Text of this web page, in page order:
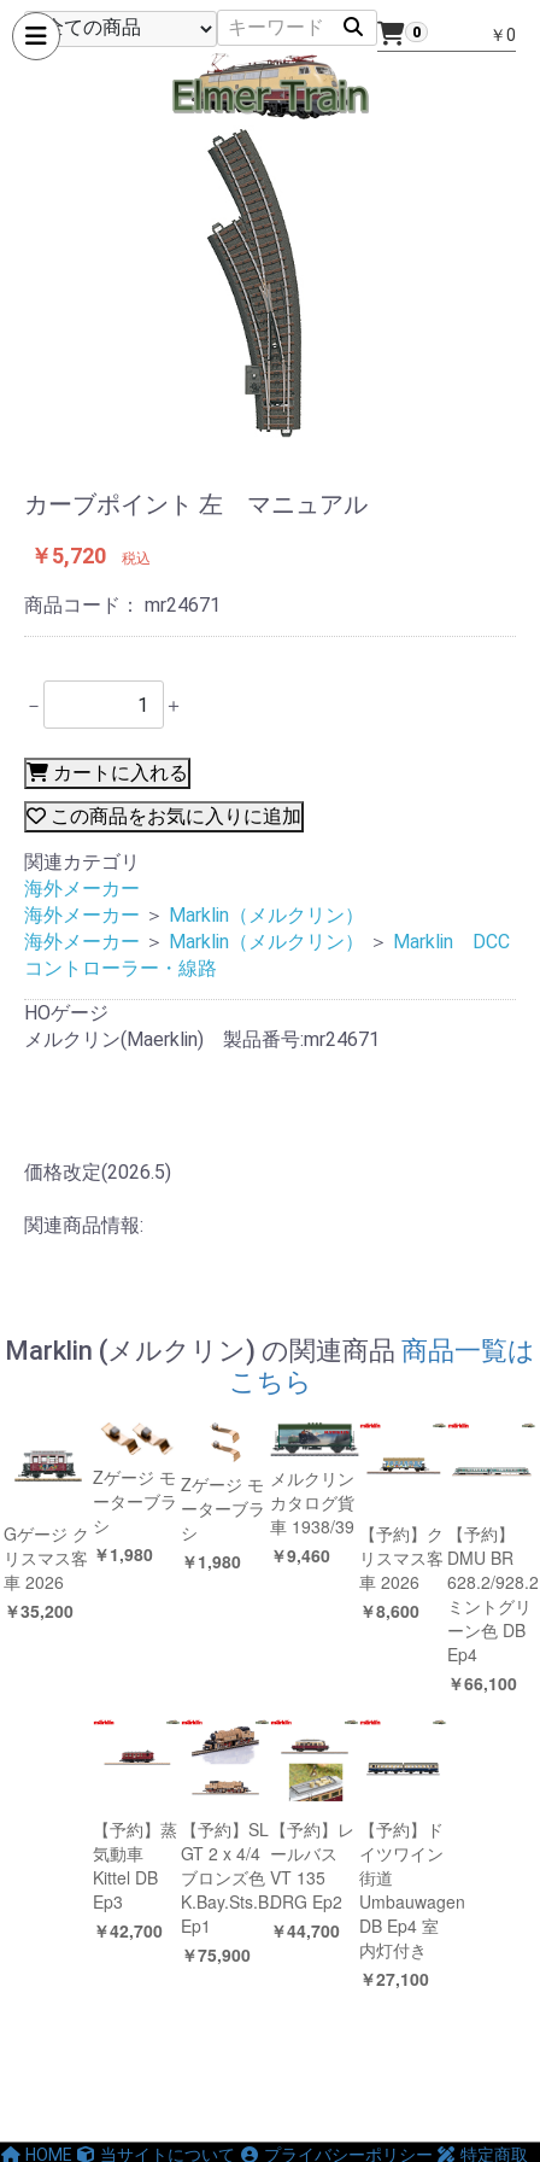
0 ￥0
カーブポイント 左 マニュアル
￥5,720 税込
商品コード： mr24671
－ ＋
カートに入れる
この商品をお気に入りに追加
関連カテゴリ
海外メーカー
海外メーカー ＞ Marklin（メルクリン）
海外メーカー ＞ Marklin（メルクリン） ＞ Marklin DCC
コントローラー・線路
HOゲージ
メルクリン(Maerklin) 製品番号:mr24671
価格改定(2026.5)
関連商品情報:
Marklin (メルクリン) の関連商品 商品一覧は
こちら
Gゲージ ク
リスマス客
車 2026
￥35,200
Zゲージ モ
ーターブラ
シ
￥1,980
Zゲージ モ
ーターブラ
シ
￥1,980
メルクリン
カタログ貨
車 1938/39
￥9,460
【予約】ク
リスマス客
車 2026
￥8,600
【予約】
DMU BR
628.2/928.2
ミントグリ
ーン色 DB
Ep4
￥66,100
【予約】蒸
気動車
Kittel DB
Ep3
￥42,700
【予約】SL
GT 2 x 4/4
ブロンズ色
K.Bay.Sts.B.
Ep1
￥75,900
【予約】レ
ールバス
VT 135
DRG Ep2
￥44,700
【予約】ド
イツワイン
街道
Umbauwagen
DB Ep4 室
内灯付き
￥27,100
HOME 当サイトについて プライバシーポリシー 特定商取